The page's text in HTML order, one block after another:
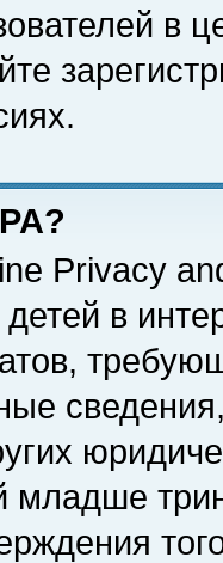
в
Privacy
в
младше